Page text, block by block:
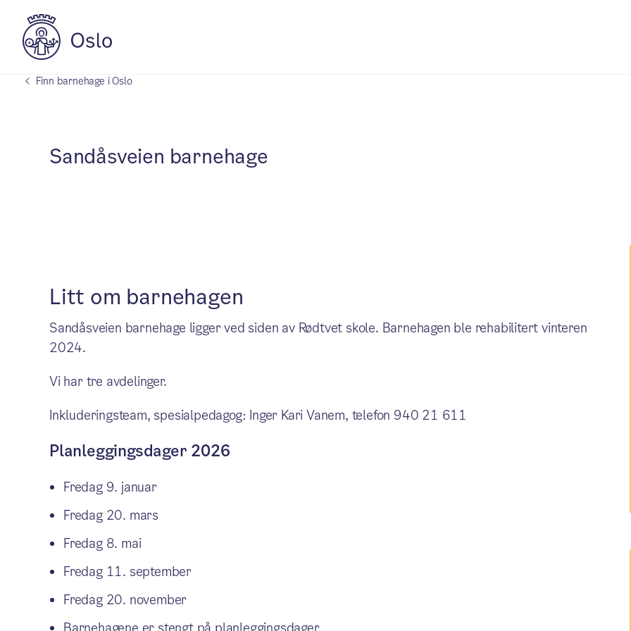
Finn barnehage i Oslo
Sandåsveien barnehage
Litt om barnehagen
Sandåsveien barnehage ligger ved siden av Rødtvet skole. Barnehagen ble rehabilitert vinteren
2024.
Vi har tre avdelinger.
Inkluderingsteam, spesialpedagog: Inger Kari Vanem, telefon 940 21 611
Planleggingsdager 2026
Fredag 9. januar
Fredag 20. mars
Fredag 8. mai
Fredag 11. september
Fredag 20. november